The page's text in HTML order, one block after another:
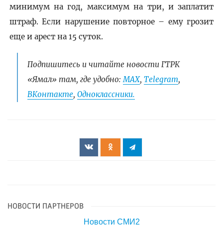
минимум на год, максимум на три, и заплатит
штраф. Если нарушение повторное – ему грозит
еще и арест на 15 суток.
Подпишитесь и читайте новости ГТРК
«Ямал» там, где удобно: МАХ, Telegram,
ВКонтакте, Одноклассники.
НОВОСТИ ПАРТНЕРОВ
Новости СМИ2